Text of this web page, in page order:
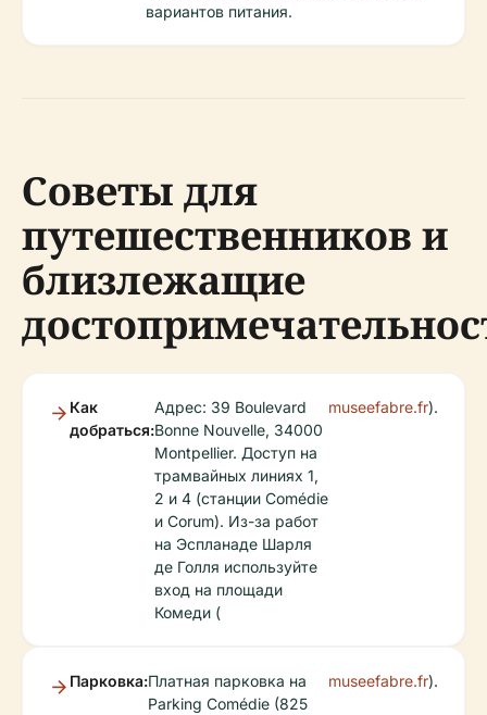
вариантов питания.
Советы для
путешественников и
близлежащие
Как
добраться:
Адрес: 39 Boulevard
Bonne Nouvelle, 34000
Montpellier. Доступ на
трамвайных линиях 1,
2 и 4 (станции Comédie
и Corum). Из-за работ
на Эспланаде Шарля
де Голля используйте
вход на площади
Комеди (
museefabre.fr).
Парковка:Платная парковка на
Parking Comédie (825
museefabre.fr).